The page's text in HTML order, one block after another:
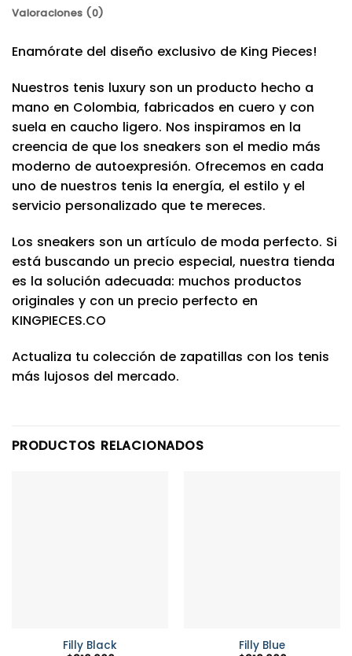
Valoraciones (0)
Enamórate del diseño exclusivo de King Pieces!
Nuestros tenis luxury son un producto hecho a
mano en Colombia, fabricados en cuero y con
suela en caucho ligero. Nos inspiramos en la
creencia de que los sneakers son el medio más
moderno de autoexpresión. Ofrecemos en cada
uno de nuestros tenis la energía, el estilo y el
servicio personalizado que te mereces.
Los sneakers son un artículo de moda perfecto. Si
está buscando un precio especial, nuestra tienda
es la solución adecuada: muchos productos
originales y con un precio perfecto en
KINGPIECES.CO
Actualiza tu colección de zapatillas con los tenis
más lujosos del mercado.
PRODUCTOS RELACIONADOS
Filly Black
Filly Blue